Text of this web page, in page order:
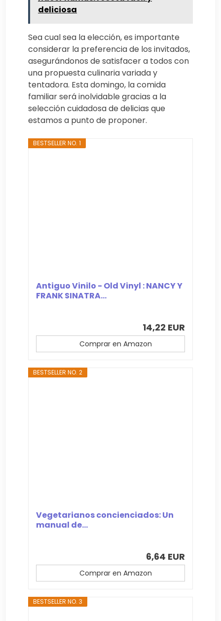
deliciosa
Sea cual sea la elección, es importante
considerar la preferencia de los invitados,
asegurándonos de satisfacer a todos con
una propuesta culinaria variada y
tentadora. Esta domingo, la comida
familiar será inolvidable gracias a la
selección cuidadosa de delicias que
estamos a punto de proponer.
BESTSELLER NO. 1
Antiguo Vinilo - Old Vinyl : NANCY Y
FRANK SINATRA...
14,22 EUR
Comprar en Amazon
BESTSELLER NO. 2
Vegetarianos concienciados: Un
manual de...
6,64 EUR
Comprar en Amazon
BESTSELLER NO. 3